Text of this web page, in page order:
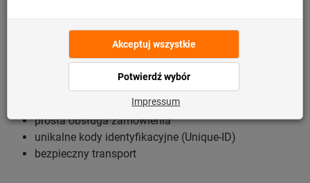
w jednym miejscu
kalibracja warsztatowa
kalibracja akredytowana równorzędna z kalibracją
akredytowaną przez PCA (Polskie Centrum Akredytacji)
najwyższa jakość i wiarygodność wzorcowania
wsparcie ekspertów w j. polskim
prosta obsługa zamówienia
unikalne kody identyfikacyjne (Unique-ID)
bezpieczny transport